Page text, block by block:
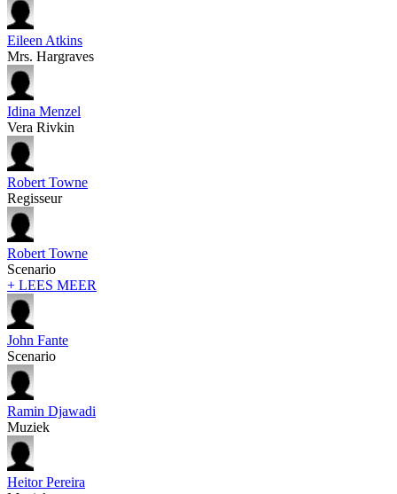
Eileen Atkins
Mrs. Hargraves
Idina Menzel
Vera Rivkin
Robert Towne
Regisseur
Robert Towne
Scenario
+ LEES MEER
John Fante
Scenario
Ramin Djawadi
Muziek
Heitor Pereira